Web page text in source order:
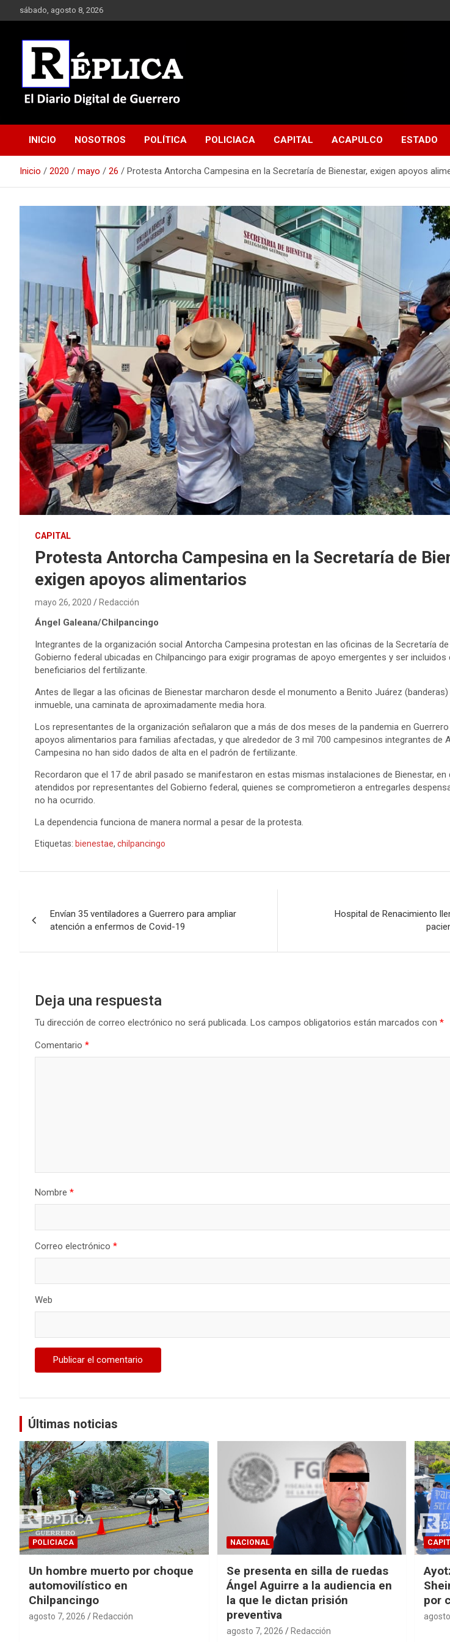
al
sábado, agosto 8, 2026
Réplica
INICIO NOSOTROS POLÍTICA POLICIACA CAPITAL ACAPULCO ESTADO
Inicio 2020 mayo 26 Protesta Antorcha Campesina en la Secretaría de Bienestar, exigen apoyos
CAPITAL
Protesta Antorcha Campesina en la Secretaría de
exigen apoyos alimentarios
mayo 26, 2020 Redacción
Ángel Galeana/Chilpancingo
Integrantes de la organización social Antorcha Campesina protestan en las oficinas de la Secretaría
Gobierno federal ubicadas en Chilpancingo para exigir programas de apoyo emergentes y ser incluidos
beneficiarios del fertilizante.
Antes de llegar a las oficinas de Bienestar marcharon desde el monumento a Benito Juárez
inmueble, una caminata de aproximadamente media hora.
Los representantes de la organización señalaron que a más de dos meses de la pandemia en
apoyos alimentarios para familias afectadas, y que alrededor de 3 mil 700 campesinos integrantes de
Campesina no han sido dados de alta en el padrón de fertilizante.
Recordaron que el 17 de abril pasado se manifestaron en estas mismas instalaciones de Bienestar, en
atendidos por representantes del Gobierno federal, quienes se comprometieron a entregarles
no ha ocurrido.
La dependencia funciona de manera normal a pesar de la protesta.
Etiquetas: bienestae, chilpancingo
de
entradas
Envían 35 ventiladores a Guerrero para ampliar
atención a enfermos de Covid-19
Hospital de Renacimiento
Deja una respuesta
Tu dirección de correo electrónico no será publicada. Los campos obligatorios están marcados con *
Comentario *
Nombre *
Correo electrónico *
Web
Últimas noticias
POLICIACA
Un hombre muerto por choque
automovilístico en
Chilpancingo
agosto 7, 2026 Redacción
NACIONAL
Se presenta en silla de ruedas
Ángel Aguirre a la audiencia en
la que le dictan prisión
preventiva
agosto 7, 2026 Redacción
por